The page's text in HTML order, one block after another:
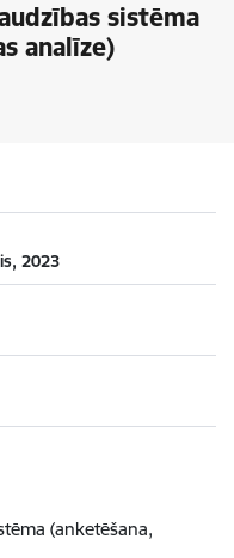
sistēma
analīze)
2023
(anketēšana,